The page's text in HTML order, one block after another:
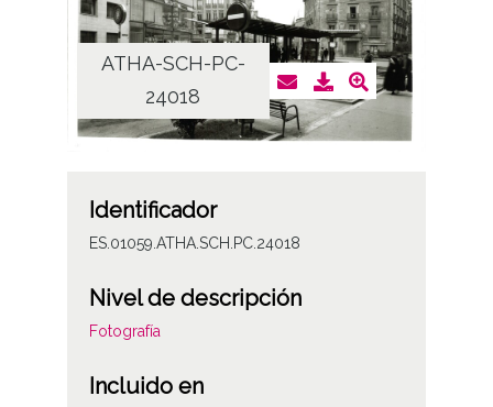
ATHA-SCH-PC-
24018
Identificador
ES.01059.ATHA.SCH.PC.24018
Nivel de descripción
Fotografía
Incluido en